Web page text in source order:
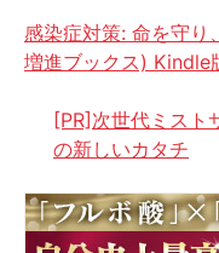
感染症対策: 命を守り
増進ブックス) Kindle
[PR]次世代ミスト
の新しいカタチ